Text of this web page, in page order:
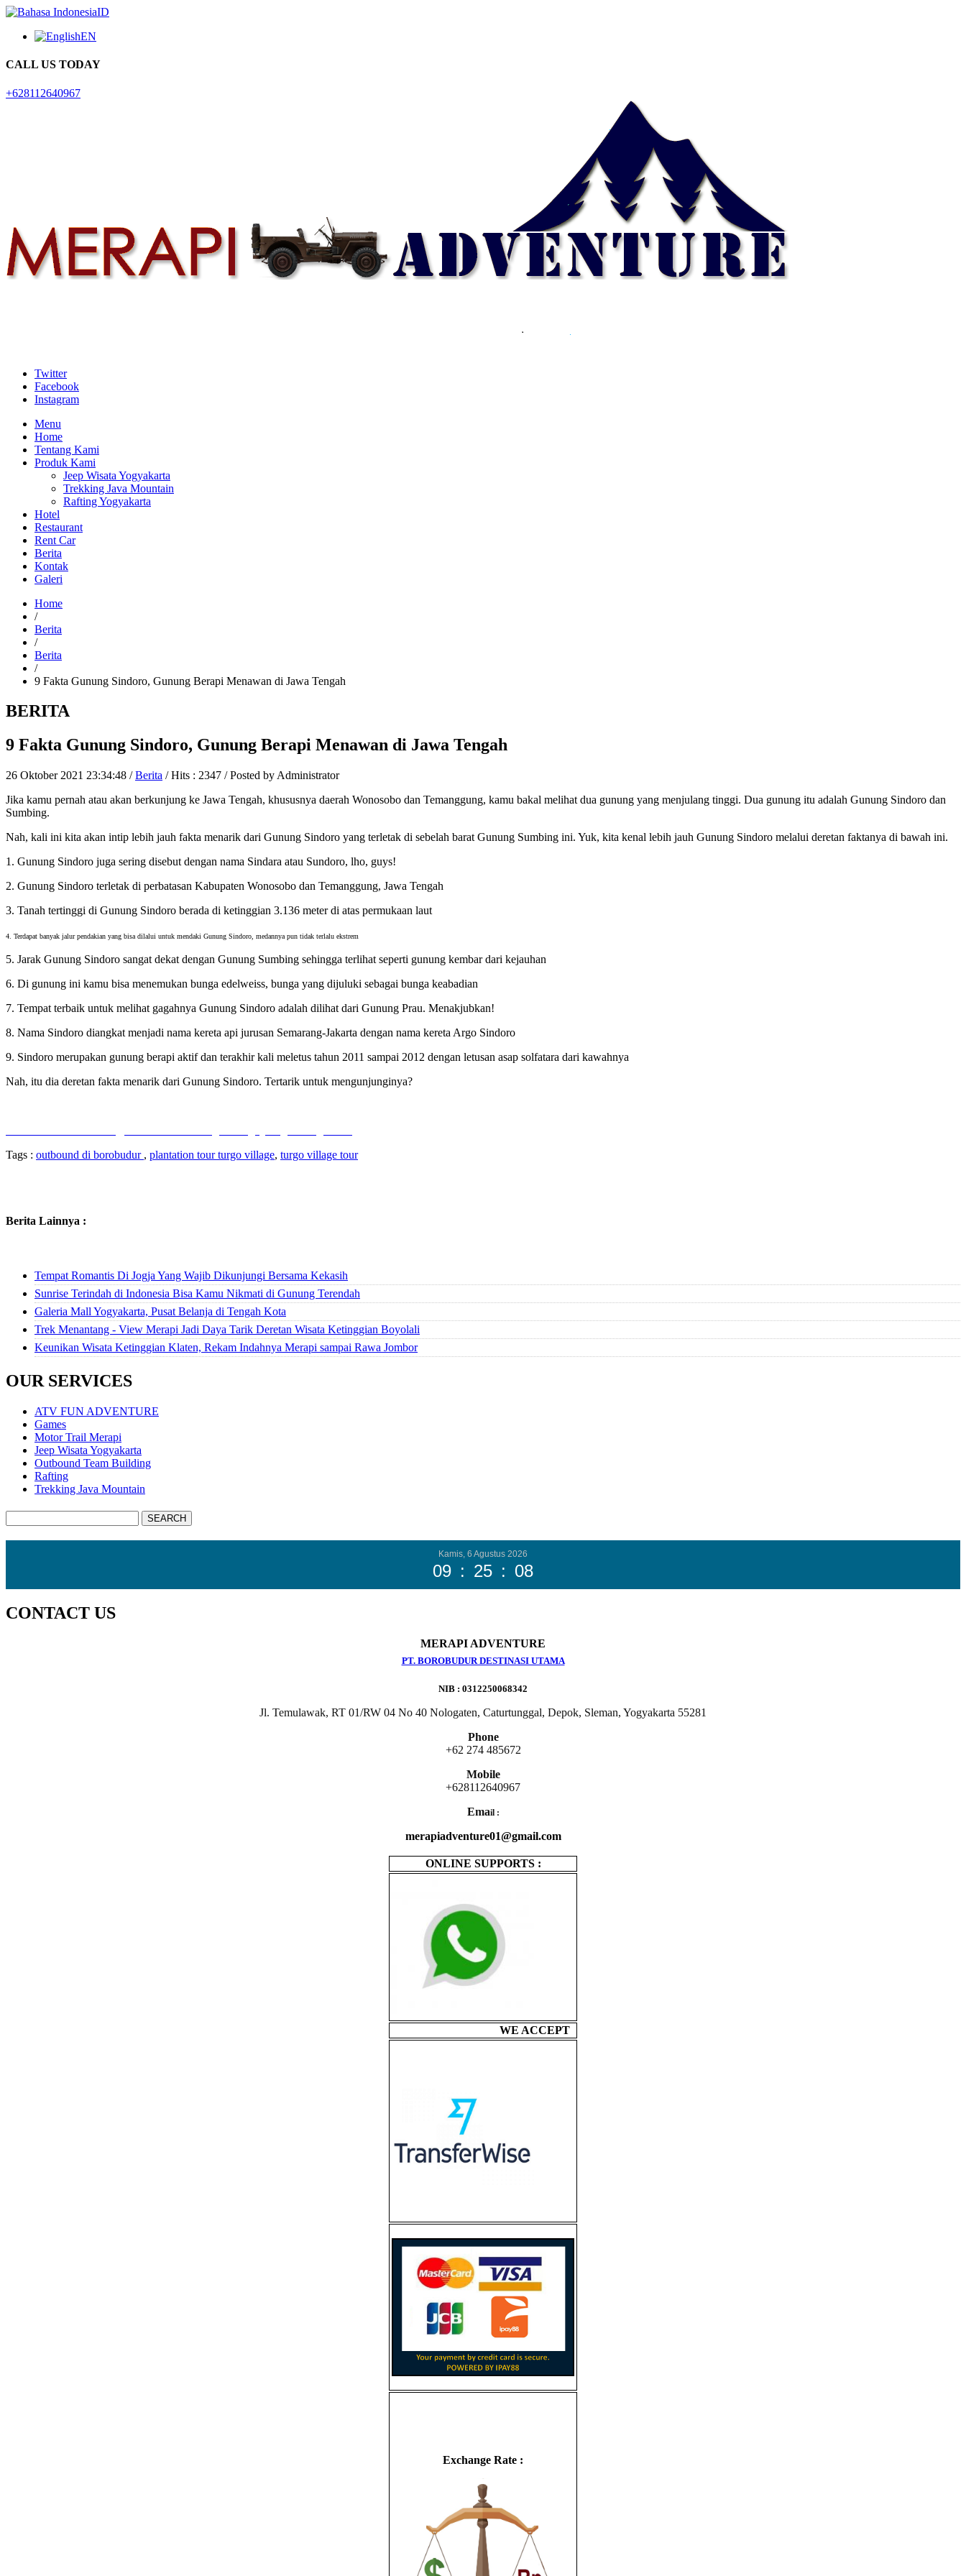
ID
EN
CALL US TODAY
+628112640967
Twitter
Facebook
Instagram
Menu
Home
Tentang Kami
Produk Kami
Jeep Wisata Yogyakarta
Trekking Java Mountain
Rafting Yogyakarta
Hotel
Restaurant
Rent Car
Berita
Kontak
Galeri
Home
/
Berita
/
Berita
/
9 Fakta Gunung Sindoro, Gunung Berapi Menawan di Jawa Tengah
BERITA
9 Fakta Gunung Sindoro, Gunung Berapi Menawan di Jawa Tengah
26 Oktober 2021 23:34:48 /Berita / Hits : 2347 / Posted by Administrator
Jika kamu pernah atau akan berkunjung ke Jawa Tengah, khususnya daerah Wonosobo dan Temanggung, kamu bakal melihat dua gunung yang menjulang tinggi. Dua gunung itu adalah Gunung Sindoro dan
Sumbing.
Nah, kali ini kita akan intip lebih jauh fakta menarik dari Gunung Sindoro yang terletak di sebelah barat Gunung Sumbing ini. Yuk, kita kenal lebih jauh Gunung Sindoro melalui deretan faktanya di bawah ini.
1. Gunung Sindoro juga sering disebut dengan nama Sindara atau Sundoro, lho, guys!
2. Gunung Sindoro terletak di perbatasan Kabupaten Wonosobo dan Temanggung, Jawa Tengah
3. Tanah tertinggi di Gunung Sindoro berada di ketinggian 3.136 meter di atas permukaan laut
4. Terdapat banyak jalur pendakian yang bisa dilalui untuk mendaki Gunung Sindoro, medannya pun tidak terlalu ekstrem
5. Jarak Gunung Sindoro sangat dekat dengan Gunung Sumbing sehingga terlihat seperti gunung kembar dari kejauhan
6. Di gunung ini kamu bisa menemukan bunga edelweiss, bunga yang dijuluki sebagai bunga keabadian
7. Tempat terbaik untuk melihat gagahnya Gunung Sindoro adalah dilihat dari Gunung Prau. Menakjubkan!
8. Nama Sindoro diangkat menjadi nama kereta api jurusan Semarang-Jakarta dengan nama kereta Argo Sindoro
9. Sindoro merupakan gunung berapi aktif dan terakhir kali meletus tahun 2011 sampai 2012 dengan letusan asap solfatara dari kawahnya
Nah, itu dia deretan fakta menarik dari Gunung Sindoro. Tertarik untuk mengunjunginya?
Tags : outbound di borobudur , plantation tour turgo village, turgo village tour
Berita Lainnya :
Tempat Romantis Di Jogja Yang Wajib Dikunjungi Bersama Kekasih
Sunrise Terindah di Indonesia Bisa Kamu Nikmati di Gunung Terendah
Galeria Mall Yogyakarta, Pusat Belanja di Tengah Kota
Trek Menantang - View Merapi Jadi Daya Tarik Deretan Wisata Ketinggian Boyolali
Keunikan Wisata Ketinggian Klaten, Rekam Indahnya Merapi sampai Rawa Jombor
OUR SERVICES
ATV FUN ADVENTURE
Games
Motor Trail Merapi
Jeep Wisata Yogyakarta
Outbound Team Building
Rafting
Trekking Java Mountain
Kamis, 6 Agustus 2026
09 : 25 : 08
CONTACT US
MERAPI ADVENTURE
PT. BOROBUDUR DESTINASI UTAMA
NIB : 0312250068342
Jl. Temulawak, RT 01/RW 04 No 40 Nologaten, Caturtunggal, Depok, Sleman, Yogyakarta 55281
Phone
+62 274 485672
Mobile
+628112640967
Email :
merapiadventure01@gmail.com
ONLINE SUPPORTS :
WE ACCEPT
Exchange Rate :